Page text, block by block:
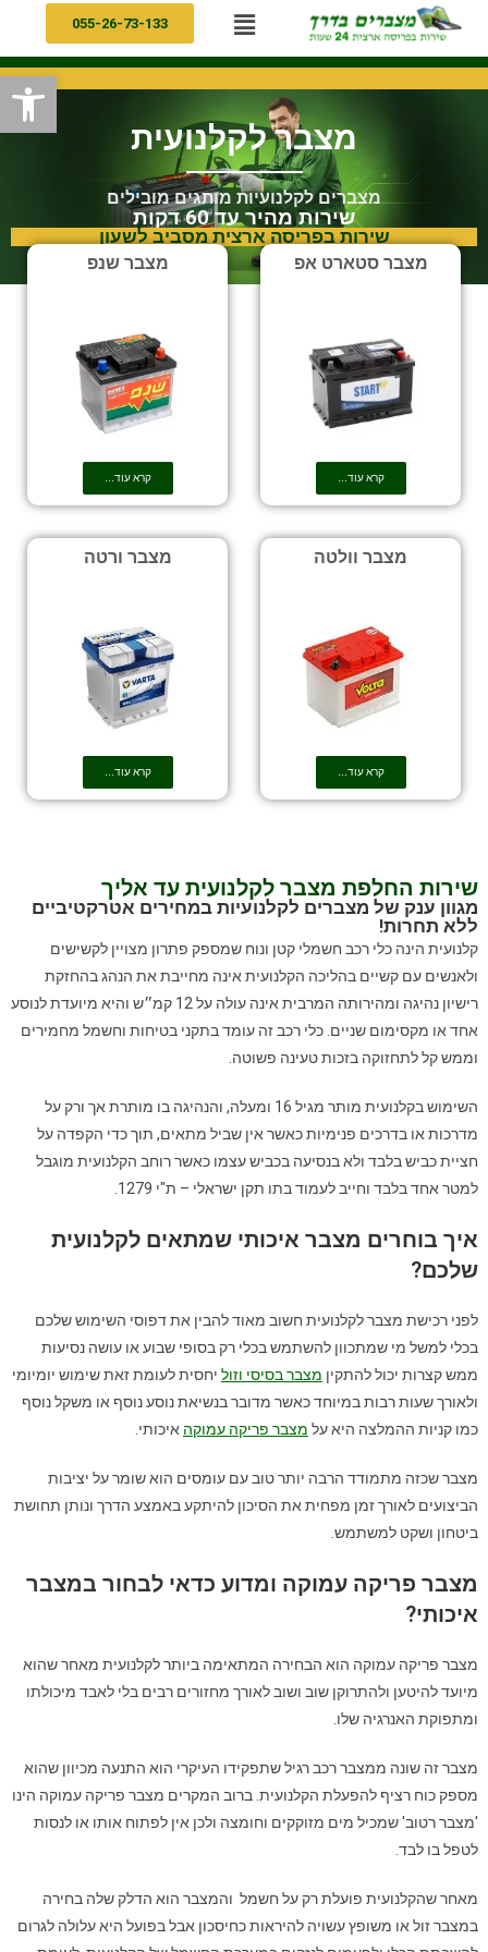
055-26-73-133
מצבר לקלנועית
מצברים לקלנועיות מותגים מובילים
שירות מהיר עד 60 דקות
שירות בפריסה ארצית מסביב לשעון
מצבר סטארט אפ
קרא עוד...
מצבר שנפ
קרא עוד...
מצבר וולטה
קרא עוד...
מצבר ורטה
קרא עוד...
שירות החלפת מצבר לקלנועית עד אליך
מגוון ענק של מצברים לקלנועיות במחירים אטרקטיביים
ללא תחרות!
קלנועית הינה כלי רכב חשמלי קטן ונוח שמספק פתרון מצויין לקשישים
ולאנשים עם קשיים בהליכה הקלנועית אינה מחייבת את הנהג בהחזקת
רישיון נהיגה ומהירותה המרבית אינה עולה על 12 קמ״ש והיא מיועדת לנוסע
אחד או מקסימום שניים. כלי רכב זה עומד בתקני בטיחות וחשמל מחמירים
וממש קל לתחזוקה בזכות טעינה פשוטה.
השימוש בקלנועית מותר מגיל 16 ומעלה, והנהיגה בו מותרת אך ורק על
מדרכות או בדרכים פנימיות כאשר אין שביל מתאים, תוך כדי הקפדה על
חציית כביש בלבד ולא בנסיעה בכביש עצמו כאשר רוחב הקלנועית מוגבל
למטר אחד בלבד וחייב לעמוד בתו תקן ישראלי – ת"י 1279.
איך בוחרים מצבר איכותי שמתאים לקלנועית
שלכם?
לפני רכישת מצבר לקלנועית חשוב מאוד להבין את דפוסי השימוש שלכם
בכלי למשל מי שמתכוון להשתמש בכלי רק בסופי שבוע או עושה נסיעות
ממש קצרות יכול להתקין מצבר בסיסי וזול יחסית לעומת זאת שימוש יומיומי
ולאורך שעות רבות במיוחד כאשר מדובר בנשיאת נוסע נוסף או משקל נוסף
כמו קניות ההמלצה היא על מצבר פריקה עמוקה איכותי.
מצבר שכזה מתמודד הרבה יותר טוב עם עומסים הוא שומר על יציבות
הביצועים לאורך זמן מפחית את הסיכון להיתקע באמצע הדרך ונותן תחושת
ביטחון ושקט למשתמש.
מצבר פריקה עמוקה ומדוע כדאי לבחור במצבר
איכותי?
מצבר פריקה עמוקה הוא הבחירה המתאימה ביותר לקלנועית מאחר שהוא
מיועד להיטען ולהתרוקן שוב ושוב לאורך מחזורים רבים בלי לאבד מיכולתו
ומתפוקת האנרגיה שלו.
מצבר זה שונה ממצבר רכב רגיל שתפקידו העיקרי הוא התנעה מכיוון שהוא
מספק כוח רציף להפעלת הקלנועית. ברוב המקרים מצבר פריקה עמוקה הינו
'מצבר רטוב' שמכיל מים מזוקקים וחומצה ולכן אין לפתוח אותו או לנסות
לטפל בו לבד.
מאחר שהקלנועית פועלת רק על חשמל והמצבר הוא הדלק שלה בחירה
במצבר זול או משופץ עשויה להיראות כחיסכון אבל בפועל היא עלולה לגרום